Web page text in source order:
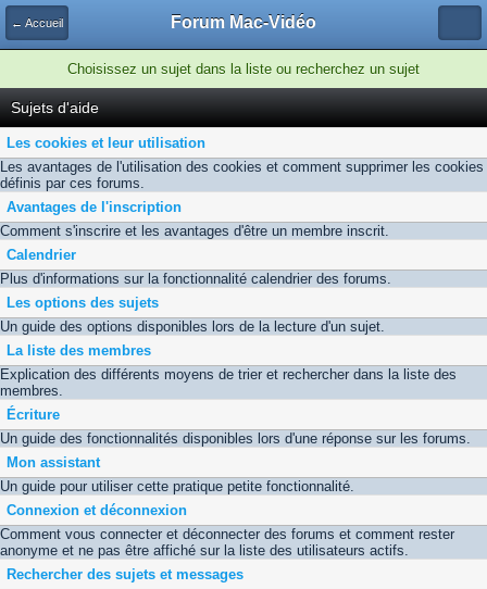
← Accueil Forum Mac-Vidéo
Choisissez un sujet dans la liste ou recherchez un sujet
Sujets d'aide
Les cookies et leur utilisation
Les avantages de l'utilisation des cookies et comment supprimer les cookies
définis par ces forums.
Avantages de l'inscription
Comment s'inscrire et les avantages d'être un membre inscrit.
Calendrier
Plus d'informations sur la fonctionnalité calendrier des forums.
Les options des sujets
Un guide des options disponibles lors de la lecture d'un sujet.
La liste des membres
Explication des différents moyens de trier et rechercher dans la liste des
membres.
Écriture
Un guide des fonctionnalités disponibles lors d'une réponse sur les forums.
Mon assistant
Un guide pour utiliser cette pratique petite fonctionnalité.
Connexion et déconnexion
Comment vous connecter et déconnecter des forums et comment rester
anonyme et ne pas être affiché sur la liste des utilisateurs actifs.
Rechercher des sujets et messages